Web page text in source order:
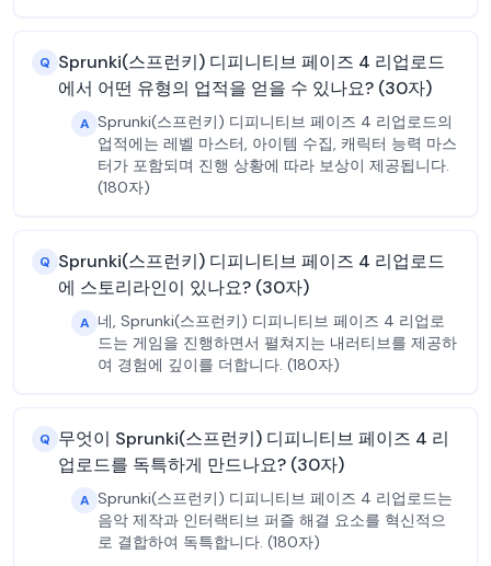
Q Sprunki(스프런키) 디피니티브 페이즈 4 리업로드
에서 어떤 유형의 업적을 얻을 수 있나요? (30자)
A Sprunki(스프런키) 디피니티브 페이즈 4 리업로드의
업적에는 레벨 마스터, 아이템 수집, 캐릭터 능력 마스
터가 포함되며 진행 상황에 따라 보상이 제공됩니다.
(180자)
Q Sprunki(스프런키) 디피니티브 페이즈 4 리업로드
에 스토리라인이 있나요? (30자)
A 네, Sprunki(스프런키) 디피니티브 페이즈 4 리업로
드는 게임을 진행하면서 펼쳐지는 내러티브를 제공하
여 경험에 깊이를 더합니다. (180자)
Q 무엇이 Sprunki(스프런키) 디피니티브 페이즈 4 리
업로드를 독특하게 만드나요? (30자)
A Sprunki(스프런키) 디피니티브 페이즈 4 리업로드는
음악 제작과 인터랙티브 퍼즐 해결 요소를 혁신적으
로 결합하여 독특합니다. (180자)